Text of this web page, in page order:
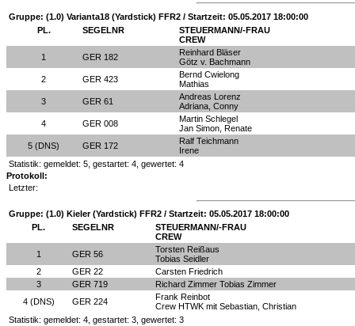
Gruppe: (1.0) Varianta18 (Yardstick) FFR2 / Startzeit: 05.05.2017 18:00:00
PL.
SEGELNR
STEUERMANN/-FRAU
CREW
1
GER 182
Reinhard Bläser
Götz v. Bachmann
2
GER 423
Bernd Cwielong
Mathias
3
GER 61
Andreas Lorenz
Adriana, Conny
4
GER 008
Martin Schlegel
Jan Simon, Renate
5 (DNS)
GER 172
Ralf Teichmann
Irene
Statistik: gemeldet: 5, gestartet: 4, gewertet: 4
Protokoll:
Letzter:
Gruppe: (1.0) Kieler (Yardstick) FFR2 / Startzeit: 05.05.2017 18:00:00
PL.
SEGELNR
STEUERMANN/-FRAU
CREW
1
GER 56
Torsten Reißaus
Tobias Seidler
2
GER 22
Carsten Friedrich
3
GER 719
Richard Zimmer Tobias Zimmer
4 (DNS)
GER 224
Frank Reinbot
Crew HTWK mit Sebastian, Christian
Statistik: gemeldet: 4, gestartet: 3, gewertet: 3